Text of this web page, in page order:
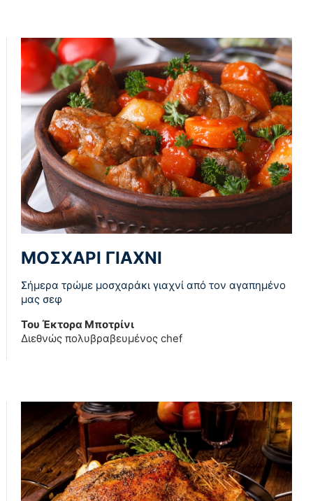
ΜΟΣΧΑΡΙ ΓΙΑΧΝΙ
Σήμερα τρώμε μοσχαράκι γιαχνί από τον αγαπημένο
μας σεφ
Του Έκτορα Μποτρίνι
Διεθνώς πολυβραβευμένος chef